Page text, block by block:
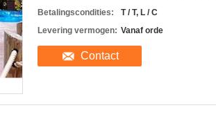
Betalingscondities:
T / T, L / C
Levering vermogen: Vanaf orde
Contact